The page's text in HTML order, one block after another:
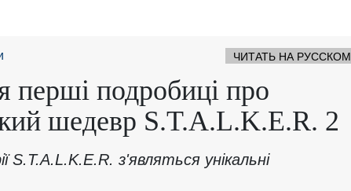
ЧИТАТЬ НА РУССКОМ
перші подробиці про
шедевр S.T.A.L.K.E.R. 2
S.T.A.L.K.E.R. з'являться унікальні